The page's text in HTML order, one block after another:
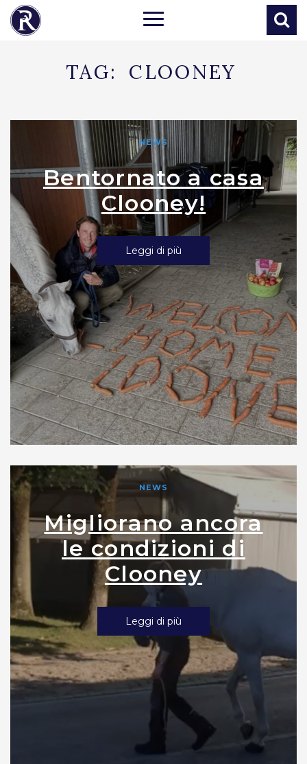
TAG: CLOONEY
NEWS
Bentornato a casa
Clooney!
Leggi di più
NEWS
Migliorano ancora
le condizioni di
Clooney
Leggi di più